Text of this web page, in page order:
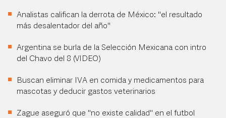
Analistas califican la derrota de México: "el resultado
más desalentador del año"
Argentina se burla de la Selección Mexicana con intro
del Chavo del 8 (VIDEO)
Buscan eliminar IVA en comida y medicamentos para
mascotas y deducir gastos veterinarios
Zague aseguró que "no existe calidad" en el futbol